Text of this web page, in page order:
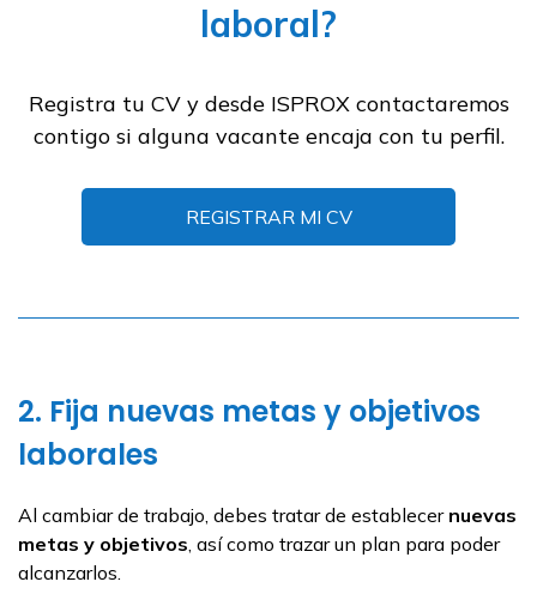
laboral?
Registra tu CV y desde ISPROX contactaremos
contigo si alguna vacante encaja con tu perfil.
REGISTRAR MI CV
2. Fija nuevas metas y objetivos
laborales
Al cambiar de trabajo, debes tratar de establecernuevas
metas y objetivos, así como trazar un plan para poder
alcanzarlos.